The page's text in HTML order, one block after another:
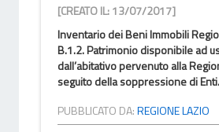
[CREATO IL: 13/07/2017]
Inventario dei Beni Immobili
B.1.2. Patrimonio disponibile ad
dall’abitativo pervenuto alla
seguito della soppressione di
PUBBLICATO DA:REGIONE LAZIO